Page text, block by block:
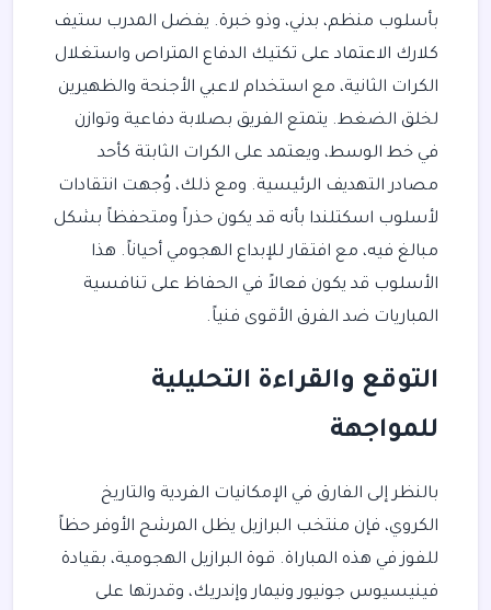
بأسلوب منظم، بدني، وذو خبرة. يفضل المدرب ستيف
كلارك الاعتماد على تكتيك الدفاع المتراص واستغلال
الكرات الثانية، مع استخدام لاعبي الأجنحة والظهيرين
لخلق الضغط. يتمتع الفريق بصلابة دفاعية وتوازن
في خط الوسط، ويعتمد على الكرات الثابتة كأحد
مصادر التهديف الرئيسية. ومع ذلك، وُجهت انتقادات
لأسلوب اسكتلندا بأنه قد يكون حذراً ومتحفظاً بشكل
مبالغ فيه، مع افتقار للإبداع الهجومي أحياناً. هذا
الأسلوب قد يكون فعالاً في الحفاظ على تنافسية
المباريات ضد الفرق الأقوى فنياً.
التوقع والقراءة التحليلية
للمواجهة
بالنظر إلى الفارق في الإمكانيات الفردية والتاريخ
الكروي، فإن منتخب البرازيل يظل المرشح الأوفر حظاً
للفوز في هذه المباراة. قوة البرازيل الهجومية، بقيادة
فينيسيوس جونيور ونيمار وإندريك، وقدرتها على